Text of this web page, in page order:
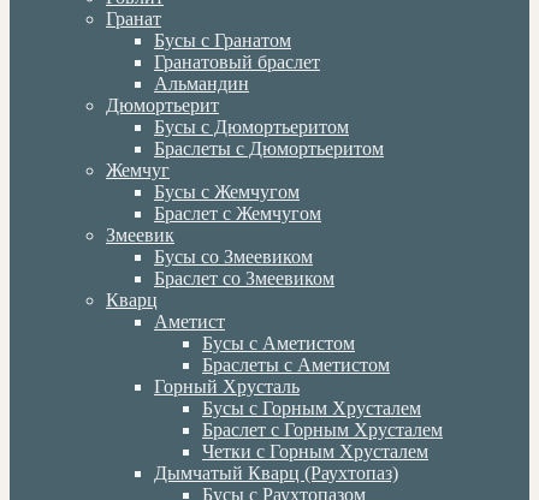
Гранат
Бусы с Гранатом
Гранатовый браслет
Альмандин
Дюмортьерит
Бусы с Дюмортьеритом
Браслеты с Дюмортьеритом
Жемчуг
Бусы с Жемчугом
Браслет с Жемчугом
Змеевик
Бусы со Змеевиком
Браслет со Змеевиком
Кварц
Аметист
Бусы с Аметистом
Браслеты с Аметистом
Горный Хрусталь
Бусы с Горным Хрусталем
Браслет с Горным Хрусталем
Четки с Горным Хрусталем
Дымчатый Кварц (Раухтопаз)
Бусы с Раухтопазом